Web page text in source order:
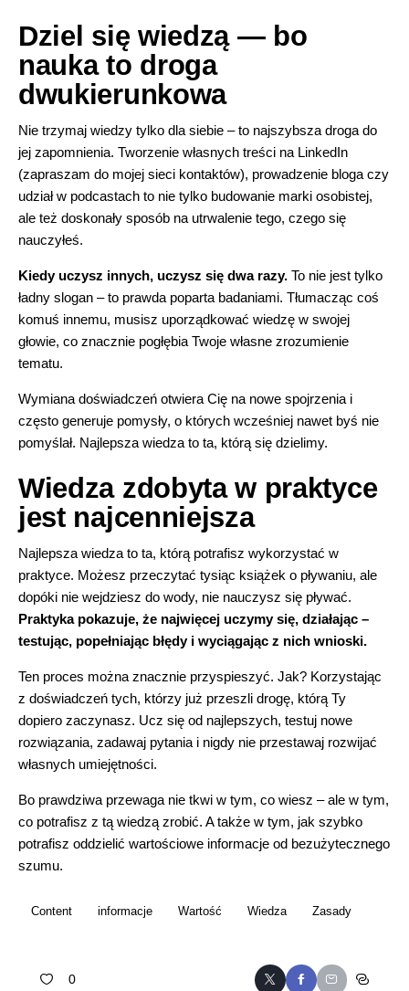
Dziel się wiedzą — bo
nauka to droga
dwukierunkowa
Nie trzymaj wiedzy tylko dla siebie – to najszybsza droga do
jej zapomnienia. Tworzenie własnych treści na LinkedIn
(zapraszam do mojej sieci kontaktów), prowadzenie bloga czy
udział w podcastach to nie tylko budowanie marki osobistej,
ale też doskonały sposób na utrwalenie tego, czego się
nauczyłeś.
Kiedy uczysz innych, uczysz się dwa razy. To nie jest tylko
ładny slogan – to prawda poparta badaniami. Tłumacząc coś
komuś innemu, musisz uporządkować wiedzę w swojej
głowie, co znacznie pogłębia Twoje własne zrozumienie
tematu.
Wymiana doświadczeń otwiera Cię na nowe spojrzenia i
często generuje pomysły, o których wcześniej nawet byś nie
pomyślał. Najlepsza wiedza to ta, którą się dzielimy.
Wiedza zdobyta w praktyce
jest najcenniejsza
Najlepsza wiedza to ta, którą potrafisz wykorzystać w
praktyce. Możesz przeczytać tysiąc książek o pływaniu, ale
dopóki nie wejdziesz do wody, nie nauczysz się pływać.
Praktyka pokazuje, że najwięcej uczymy się, działając –
testując, popełniając błędy i wyciągając z nich wnioski.
Ten proces można znacznie przyspieszyć. Jak? Korzystając
z doświadczeń tych, którzy już przeszli drogę, którą Ty
dopiero zaczynasz. Ucz się od najlepszych, testuj nowe
rozwiązania, zadawaj pytania i nigdy nie przestawaj rozwijać
własnych umiejętności.
Bo prawdziwa przewaga nie tkwi w tym, co wiesz – ale w tym,
co potrafisz z tą wiedzą zrobić. A także w tym, jak szybko
potrafisz oddzielić wartościowe informacje od bezużytecznego
szumu.
Content informacje Wartość Wiedza Zasady
0